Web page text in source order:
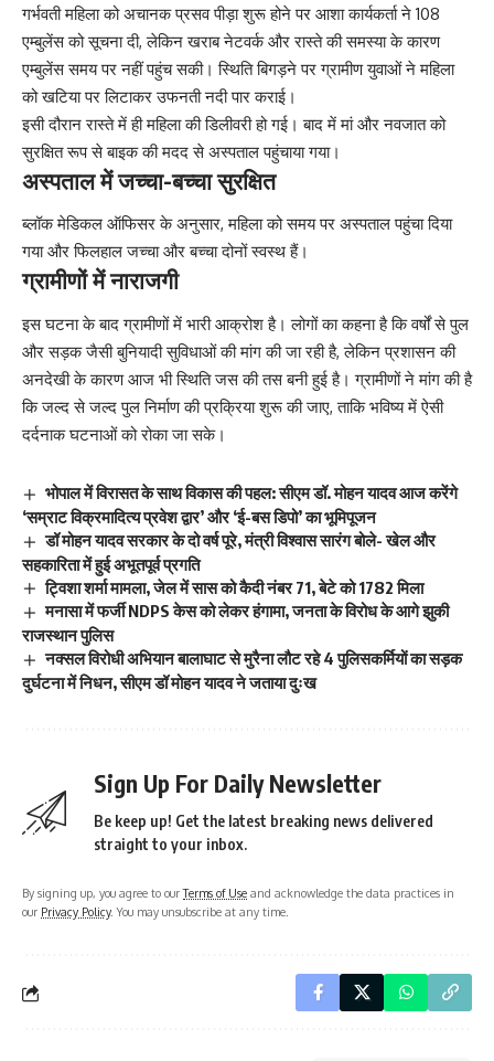
गर्भवती महिला को अचानक प्रसव पीड़ा शुरू होने पर आशा कार्यकर्ता ने 108
एम्बुलेंस को सूचना दी, लेकिन खराब नेटवर्क और रास्ते की समस्या के कारण
एम्बुलेंस समय पर नहीं पहुंच सकी। स्थिति बिगड़ने पर ग्रामीण युवाओं ने महिला
को खटिया पर लिटाकर उफनती नदी पार कराई।
इसी दौरान रास्ते में ही महिला की डिलीवरी हो गई। बाद में मां और नवजात को
सुरक्षित रूप से बाइक की मदद से अस्पताल पहुंचाया गया।
अस्पताल में जच्चा-बच्चा सुरक्षित
ब्लॉक मेडिकल ऑफिसर के अनुसार, महिला को समय पर अस्पताल पहुंचा दिया
गया और फिलहाल जच्चा और बच्चा दोनों स्वस्थ हैं।
ग्रामीणों में नाराजगी
इस घटना के बाद ग्रामीणों में भारी आक्रोश है। लोगों का कहना है कि वर्षों से पुल
और सड़क जैसी बुनियादी सुविधाओं की मांग की जा रही है, लेकिन प्रशासन की
अनदेखी के कारण आज भी स्थिति जस की तस बनी हुई है। ग्रामीणों ने मांग की है
कि जल्द से जल्द पुल निर्माण की प्रक्रिया शुरू की जाए, ताकि भविष्य में ऐसी
दर्दनाक घटनाओं को रोका जा सके।
भोपाल में विरासत के साथ विकास की पहल: सीएम डॉ. मोहन यादव आज करेंगे
‘सम्राट विक्रमादित्य प्रवेश द्वार’ और ‘ई-बस डिपो’ का भूमिपूजन
डॉ मोहन यादव सरकार के दो वर्ष पूरे, मंत्री विश्वास सारंग बोले- खेल और
सहकारिता में हुई अभूतपूर्व प्रगति
ट्विशा शर्मा मामला, जेल में सास को कैदी नंबर 71, बेटे को 1782 मिला
मनासा में फर्जी NDPS केस को लेकर हंगामा, जनता के विरोध के आगे झुकी
राजस्थान पुलिस
नक्सल विरोधी अभियान बालाघाट से मुरैना लौट रहे 4 पुलिसकर्मियों का सड़क
दुर्घटना में निधन, सीएम डॉ मोहन यादव ने जताया दुःख
Sign Up For Daily Newsletter
Be keep up! Get the latest breaking news delivered
straight to your inbox.
By signing up, you agree to ourTerms of Use and acknowledge the data practices in
our Privacy Policy. You may unsubscribe at any time.